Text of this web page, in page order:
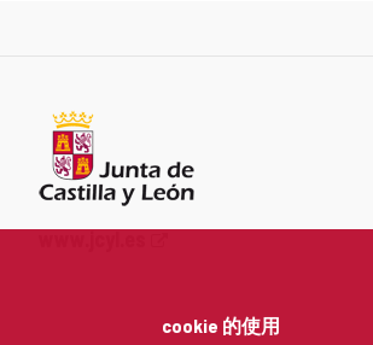
cookie 的使用
Junta